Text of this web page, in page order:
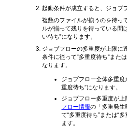
起動条件が成立すると、ジョブ
複数のファイルが揃うのを待っ
ルが揃って残りを待っている間
い待ち”になります。
ジョブフローの多重度が上限に
条件に従って“多重度待ち”また
なります。
ジョブフロー全体多重度
重度待ち”になります。
ジョブフロー多重度が上
フロー情報の「多重発生
て“多重度待ち”または“
ます。